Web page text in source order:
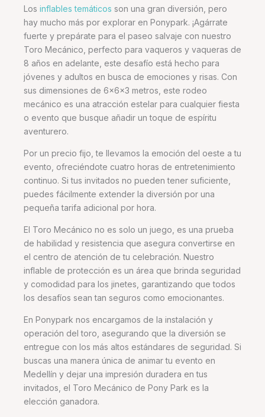
Los inflables temáticos son una gran diversión, pero
hay mucho más por explorar en Ponypark. ¡Agárrate
fuerte y prepárate para el paseo salvaje con nuestro
Toro Mecánico, perfecto para vaqueros y vaqueras de
8 años en adelante, este desafío está hecho para
jóvenes y adultos en busca de emociones y risas. Con
sus dimensiones de 6x6x3 metros, este rodeo
mecánico es una atracción estelar para cualquier fiesta
o evento que busque añadir un toque de espíritu
aventurero.
Por un precio fijo, te llevamos la emoción del oeste a tu
evento, ofreciéndote cuatro horas de entretenimiento
continuo. Si tus invitados no pueden tener suficiente,
puedes fácilmente extender la diversión por una
pequeña tarifa adicional por hora.
El Toro Mecánico no es solo un juego, es una prueba
de habilidad y resistencia que asegura convertirse en
el centro de atención de tu celebración. Nuestro
inflable de protección es un área que brinda seguridad
y comodidad para los jinetes, garantizando que todos
los desafíos sean tan seguros como emocionantes.
En Ponypark nos encargamos de la instalación y
operación del toro, asegurando que la diversión se
entregue con los más altos estándares de seguridad. Si
buscas una manera única de animar tu evento en
Medellín y dejar una impresión duradera en tus
invitados, el Toro Mecánico de Pony Park es la
elección ganadora.